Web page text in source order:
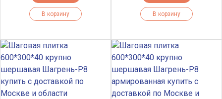
В корзину В корзину